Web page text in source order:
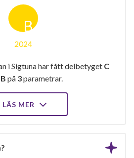
B
2024
i Sigtuna har fått delbetyget C
B på 3parametrar.
LÄS MER